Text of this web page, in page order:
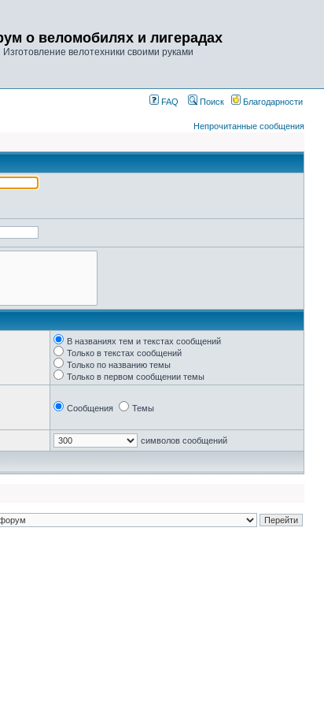
о веломобилях и лигерадах
Изготовление велотехники своими руками
FAQ Поиск Благодарности
Непрочитанные сообщения
В названиях тем и текстах сообщений
Только в текстах сообщений
Только по названию темы
Только в первом сообщении темы
Сообщения Темы
символов сообщений